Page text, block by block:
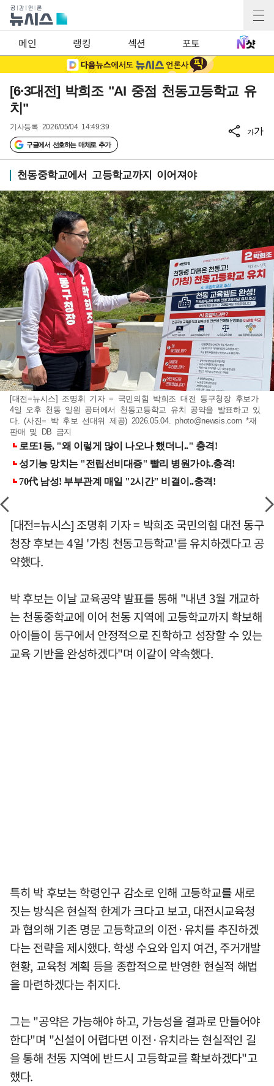
메인 랭킹 섹션 포토
[6·3대전] 박희조 "AI 중점 천동고등학교 유
치"
기사등록 2026/05/04 14:49:39
구글에서 선호하는 매체로 추가
가가
천동중학교에서 고등학교까지 이어져야
[대전=뉴시스] 조명휘 기자 = 국민의힘 박희조 대전 동구청장 후보가
4일 오후 천동 일원 공터에서 천동고등학교 유치 공약을 발표하고 있
다. (사진= 박 후보 선대위 제공) 2026.05.04.photo@newsis.com *재
판매 및 DB 금지
[대전=뉴시스] 조명휘 기자 = 박희조 국민의힘 대전 동구
청장 후보는 4일 '가칭 천동고등학교'를 유치하겠다고 공
약했다.
박 후보는 이날 교육공약 발표를 통해 "내년 3월 개교하
는 천동중학교에 이어 천동 지역에 고등학교까지 확보해
아이들이 동구에서 안정적으로 진학하고 성장할 수 있는
교육 기반을 완성하겠다"며 이같이 약속했다.
특히 박 후보는 학령인구 감소로 인해 고등학교를 새로
짓는 방식은 현실적 한계가 크다고 보고, 대전시교육청
과 협의해 기존 명문 고등학교의 이전·유치를 추진하겠
다는 전략을 제시했다. 학생 수요와 입지 여건, 주거개발
현황, 교육청 계획 등을 종합적으로 반영한 현실적 해법
을 마련하겠다는 취지다.
그는 "공약은 가능해야 하고, 가능성을 결과로 만들어야
한다"며 "신설이 어렵다면 이전·유치라는 현실적인 길
을 통해 천동 지역에 반드시 고등학교를 확보하겠다"고
했다.